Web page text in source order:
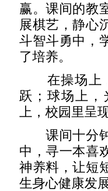
赢。课间的教
展棋艺，静心
斗智斗勇中，
了培养。
在操场上，
跃；球场上，
上，校园里呈
课间十分钟
中，寻一本喜
神养料，让短
生身心健康发